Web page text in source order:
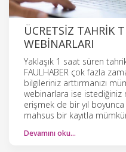
ÜCRETSIZ TAHRIK
WEBINARLARI
Yaklaşık 1 saat süren
FAULHABER çok fazla
bilgileriniz arttırmanızı
webinarlara ise istediğiniz
erişmek de bir yıl
mahsus bir kayıtla
Devamını oku…